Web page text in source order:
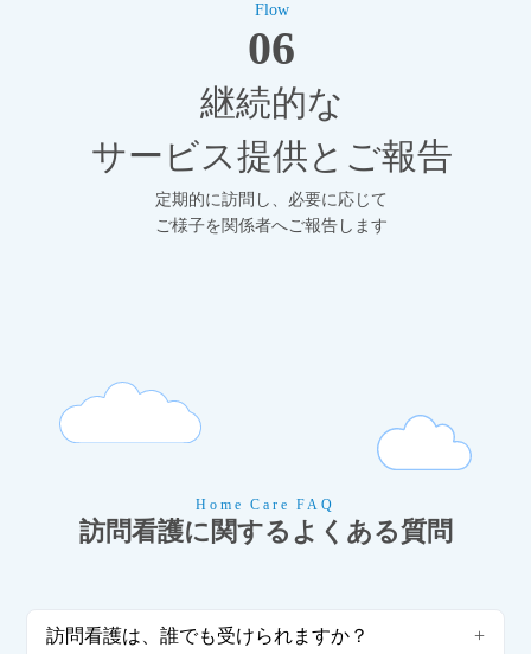
Flow
06
継続的な
サービス提供とご報告
定期的に訪問し、必要に応じて
ご様子を関係者へご報告します
Home Care FAQ
訪問看護に関するよくある質問
訪問看護は、誰でも受けられますか？